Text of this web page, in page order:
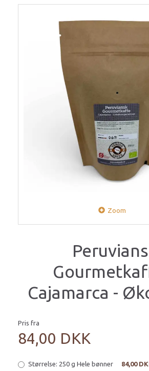
Zoom
Cajamarca -
Pris fra
84,00 DKK
Størrelse: 250 g Hele bønner
84,00